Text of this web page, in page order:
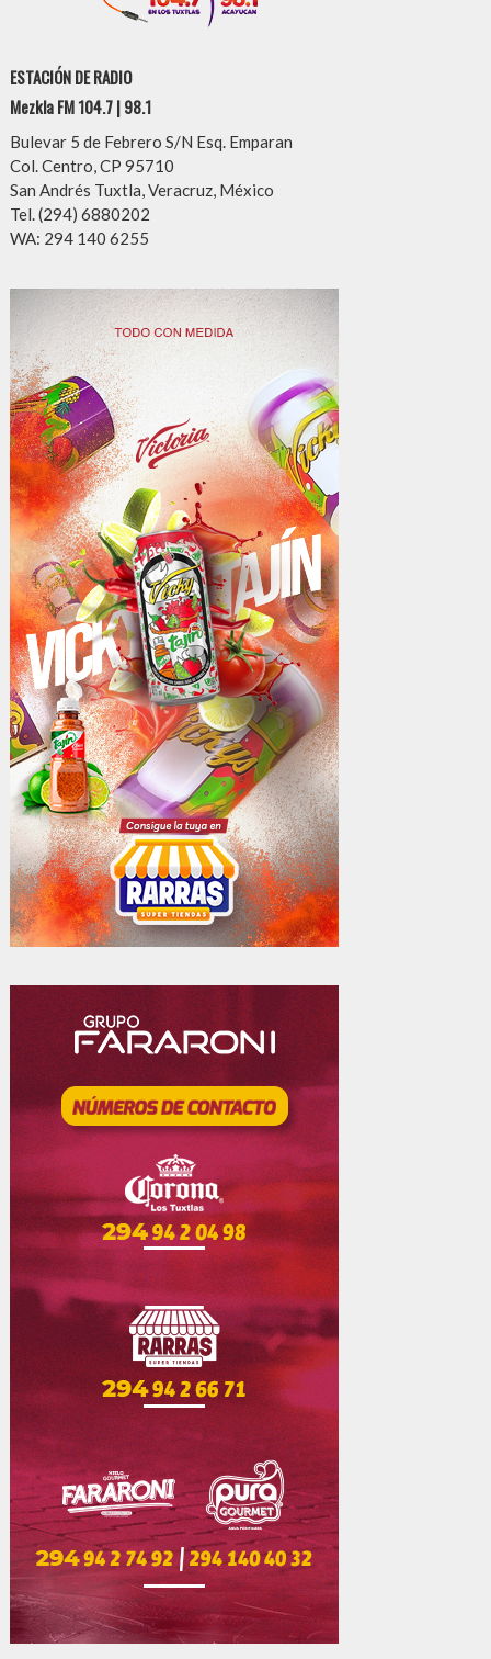
ESTACIÓN DE RADIO
Mezkla FM 104.7 | 98.1
Bulevar 5 de Febrero S/N Esq. Emparan
Col. Centro, CP 95710
San Andrés Tuxtla, Veracruz, México
Tel. (294) 6880202
WA: 294 140 6255